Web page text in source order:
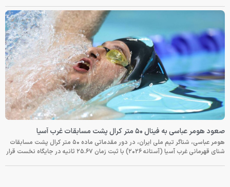
صعود هومر عباسی به فینال ۵۰ متر کرال پشت مسابقات غرب آسیا
هومر عباسی، شناگر تیم ملی ایران، در دور مقدماتی ماده ۵۰ متر کرال پشت مسابقات
شنای قهرمانی غرب آسیا (آستانه ۲۰۲۶) با ثبت زمان ۲۵.۶۷ ثانیه در جایگاه نخست قرار